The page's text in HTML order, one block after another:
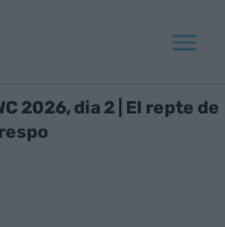
2026, dia 2 | El repte de